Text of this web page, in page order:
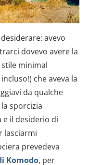
desiderare: avevo
dovevo avere la
minimal
che aveva la
da qualche
sporcizia
e il desiderio di
lasciarmi
prevedeva
Komodo, per